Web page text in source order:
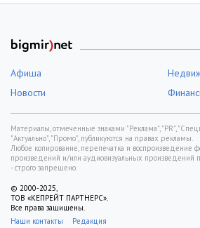
Афиша
Новости
Материалы, отмеченные знаками "Реклама", "PR",
"Актуально", "Промо", публикуются на правах рекламы.
Любое копирование, перепечатка и воспроизведение
произведений и/или аудиовизуальных произведений
- строго запрещено.
© 2000-2025,
ТОВ «КЕПРЕЙТ ПАРТНЕРС».
Все права защищены.
Наши контакты
Редакция